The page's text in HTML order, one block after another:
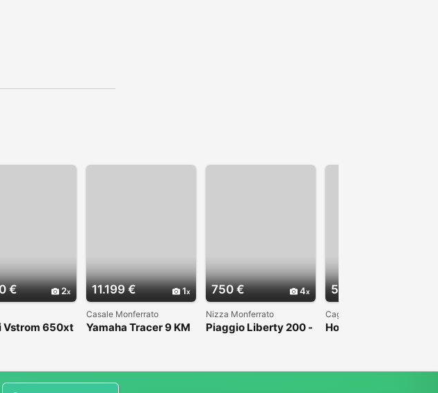
€ 2
Vstrom 650xt
11.199 € 1
Casale Monferrato
Yamaha Tracer 9 KM
750 € 4
Nizza Monferrato
Piaggio Liberty 200 -
5.000 €
Cagliari
Honda Sh 350 Sport